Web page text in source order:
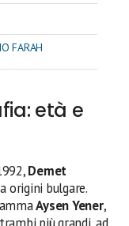
FARAH
età e
Demet
origini bulgare.
Aysen Yener,
più grandi, ad